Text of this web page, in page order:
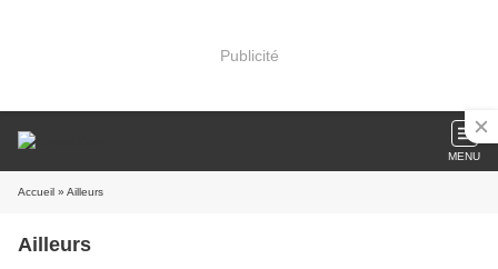
Publicité
MENU
Accueil » Ailleurs
Ailleurs